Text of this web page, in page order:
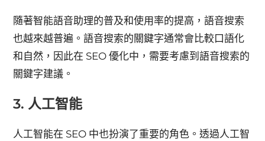
隨著智能語音助理的普及和使用率的提高，語音搜索
也越來越普遍。語音搜索的關鍵字通常會比較口語化
和自然，因此在 SEO 優化中，需要考慮到語音搜索的
關鍵字建議。
3. 人工智能
人工智能在 SEO 中也扮演了重要的角色。透過人工智